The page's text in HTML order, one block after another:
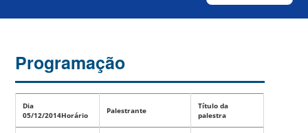
Programação
Dia
05/12/2014Horário Palestrante
Título da
palestra